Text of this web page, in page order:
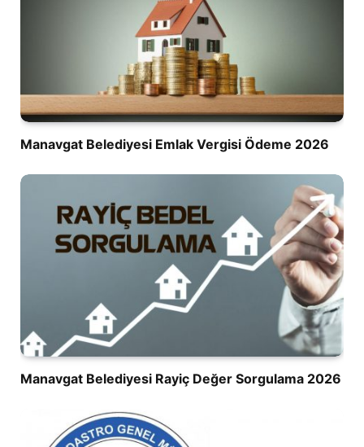
Manavgat Belediyesi Emlak Vergisi Ödeme 2026
Manavgat Belediyesi Rayiç Değer Sorgulama 2026